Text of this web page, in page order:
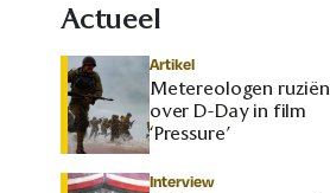
Actueel
Artikel
Metereologen ruziën
over D-Day in film
‘Pressure’
Interview